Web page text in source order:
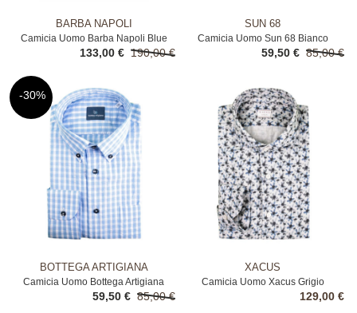
BARBA NAPOLI
Camicia Uomo Barba Napoli Blue
190,00 €
133,00 €
SUN 68
Camicia Uomo Sun 68 Bianco
85,00 €
59,50 €
-30%
BOTTEGA ARTIGIANA
Camicia Uomo Bottega Artigiana
Fantasia
85,00 €
59,50 €
XACUS
Camicia Uomo Xacus Grigio
129,00 €